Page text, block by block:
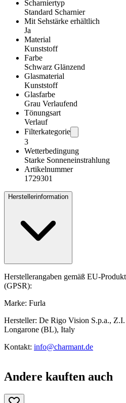
Scharniertyp
Standard Scharnier
Mit Sehstärke erhältlich
Ja
Material
Kunststoff
Farbe
Schwarz Glänzend
Glasmaterial
Kunststoff
Glasfarbe
Grau Verlaufend
Tönungsart
Verlauf
Filterkategorie
3
Wetterbedingung
Starke Sonneneinstrahlung
Artikelnummer
1729301
Herstellerinformation
Herstellerangaben gemäß EU-
(GPSR):
Marke: Furla
Hersteller: De Rigo Vision S.p.a.,
Longarone (BL), Italy
Kontakt: info@charmant.de
Andere kauften auch